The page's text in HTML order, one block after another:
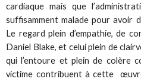
cardiaque mais que
suffisamment malade pour avoir
Le regard plein d’empathie, de
Daniel Blake, et celui plein de
qui l’entoure et plein de colère
victime contribuent à cette